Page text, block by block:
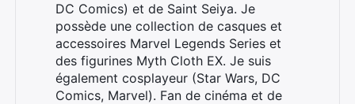
DC Comics) et de Saint Seiya. Je
possède une collection de casques et
accessoires Marvel Legends Series et
des figurines Myth Cloth EX. Je suis
également cosplayeur (Star Wars, DC
Comics, Marvel). Fan de cinéma et de